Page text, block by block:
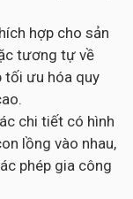
hợp cho sản
tương tự về
tối ưu hóa quy
chi tiết có hình
lồng vào nhau,
phép gia công